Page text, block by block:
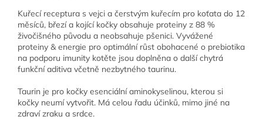
Kuřecí receptura s vejci a čerstvým kuřecím pro koťata do 12
měsíců, březí a kojící kočky obsahuje proteiny z 88 %
živočišného původu a neobsahuje pšenici. Vyvážené
proteiny & energie pro optimální růst obohacené o prebiotika
na podporu imunity kotěte jsou doplněna o další chytrá
funkční aditiva včetně nezbytného taurinu.
Taurin je pro kočky esenciální aminokyselinou, kterou si
kočky neumí vytvořit. Má celou řadu účinků, mimo jiné na
zdraví zraku a srdce.